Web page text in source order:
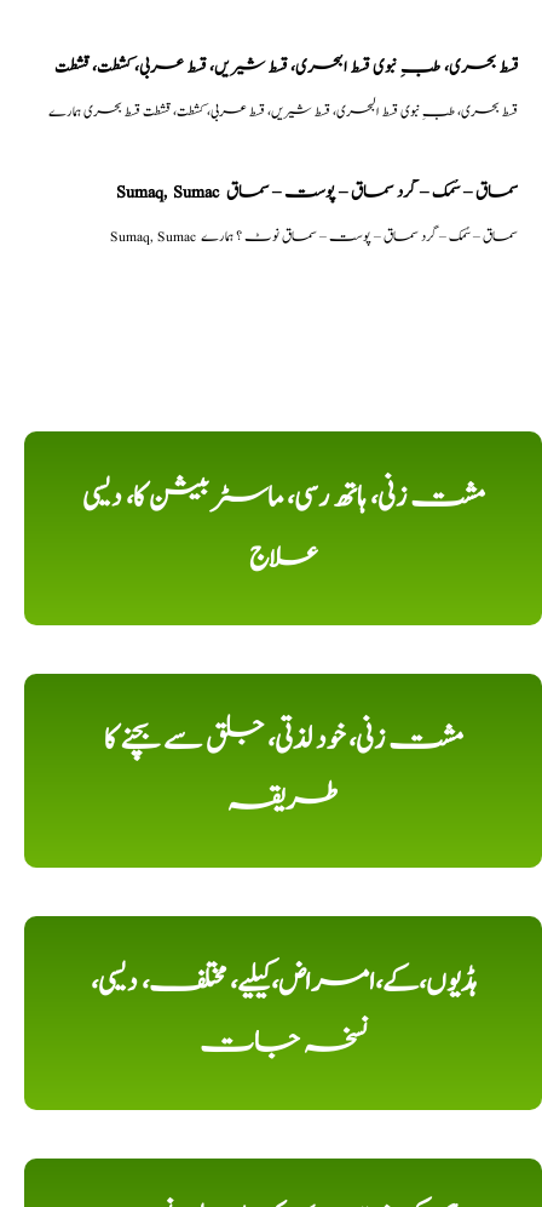
قسط بحری، طبِ نبوی قسط البحری، قسط شیریں، قسط عربی، كشطت، قشطت
قسط بحری، طبِ نبوی قسط البحری، قسط شیریں، قسط عربی، كشطت، قشطت قسط بحری ہمارے
Sumaq, Sumac سماق – سُمک – گرد سماق – پوست – سماق
Sumaq, Sumac سماق – سُمک – گرد سماق – پوست – سماق نوٹ ؟ ہمارے
مشت زنی، ہاتھ رسی، ماسٹر بیشن کا، دیسی
علاج
مشت زنی، خود لذتی، جلق سے بچنے کا
طریقہ
ہڈیوں،کے،امراض،کیلیے، مختلف، دیسی،
نسخہ جات